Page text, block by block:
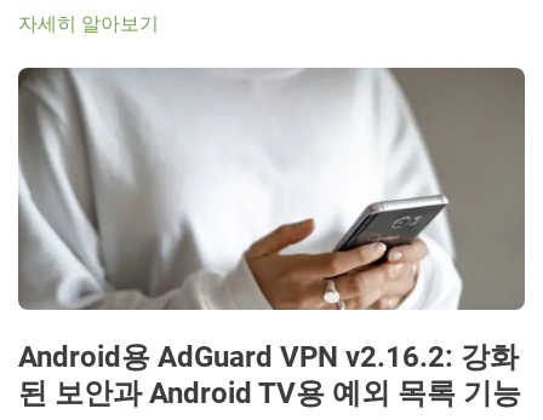
자세히 알아보기
Android용 AdGuard VPN v2.16.2: 강화
된 보안과 Android TV용 예외 목록 기능